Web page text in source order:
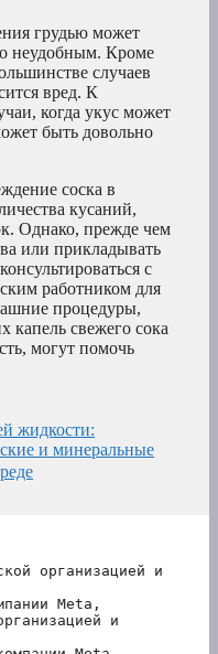
грудью может
неудобным. Кроме
случаев
вред. К
когда укус может
быть довольно
соска в
кусаний,
Однако, прежде чем
или прикладывать
с
работником для
процедуры,
капель свежего сока
могут помочь
жидкости:
и минеральные
организацией и
Meta,
и